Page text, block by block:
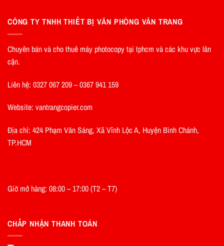
CÔNG TY TNHH THIẾT BỊ VĂN PHÒNG VÂN TRANG
Chuyên bán và cho thuê máy photocopy tại tphcm và các khu vực lân
cận.
Liên hệ: 0327 067 209 – 0367 941 159
Website: vantrangcopier.com
Địa chỉ: 424 Phạm Văn Sáng, Xã Vĩnh Lộc A, Huyện Bình Chánh,
TP.HCM
Giờ mở hàng: 08:00 – 17:00 (T2 – T7)
CHẤP NHẬN THANH TOÁN